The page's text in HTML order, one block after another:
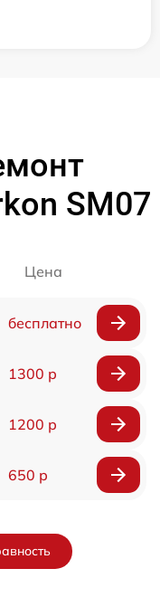
SM07
Цена
бесплатно
1300 р
1200 р
650 р